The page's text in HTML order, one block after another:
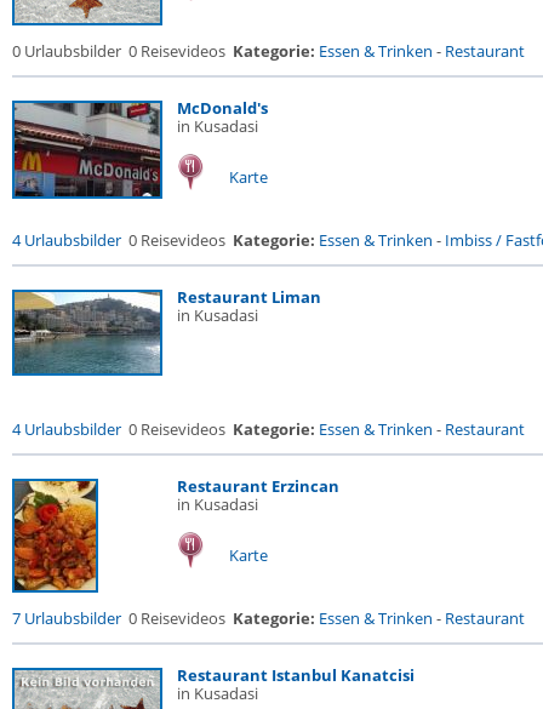
0 Urlaubsbilder 0 Reisevideos Kategorie: Essen & Trinken - Restaurant
McDonald's
in Kusadasi
Karte
4 Urlaubsbilder 0 Reisevideos Kategorie: Essen & Trinken - Imbiss /
Restaurant Liman
in Kusadasi
4 Urlaubsbilder 0 Reisevideos Kategorie: Essen & Trinken - Restaurant
Restaurant Erzincan
in Kusadasi
Karte
7 Urlaubsbilder 0 Reisevideos Kategorie: Essen & Trinken - Restaurant
Restaurant Istanbul Kanatcisi
in Kusadasi